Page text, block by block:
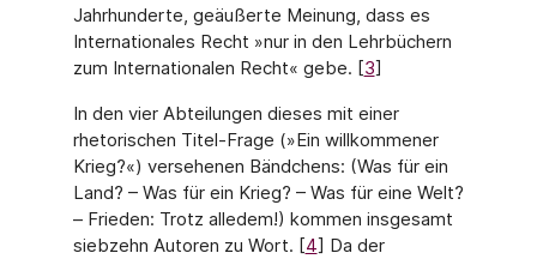
Jahrhunderte, geäußerte Meinung, dass es
Internatio­nales Recht »nur in den Lehrbüchern
zum Internationalen Recht« gebe. [3]
In den vier Abteilungen dieses mit einer
rhetorischen Titel-Frage (»Ein willkommener
Krieg?«) versehenen Bändchens: (Was für ein
Land? – Was für ein Krieg? – Was für eine Welt?
– Frieden: Trotz alledem!) kommen insgesamt
siebzehn Autoren zu Wort. [4] Da der